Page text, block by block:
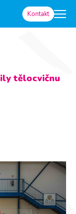
Kontakt
tělocvičnu